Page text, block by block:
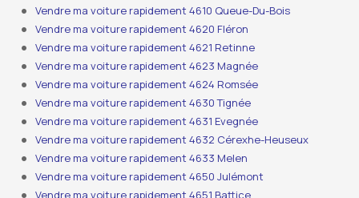
Vendre ma voiture rapidement 4610 Queue-Du-Bois
Vendre ma voiture rapidement 4620 Fléron
Vendre ma voiture rapidement 4621 Retinne
Vendre ma voiture rapidement 4623 Magnée
Vendre ma voiture rapidement 4624 Romsée
Vendre ma voiture rapidement 4630 Tignée
Vendre ma voiture rapidement 4631 Evegnée
Vendre ma voiture rapidement 4632 Cérexhe-Heuseux
Vendre ma voiture rapidement 4633 Melen
Vendre ma voiture rapidement 4650 Julémont
Vendre ma voiture rapidement 4651 Battice